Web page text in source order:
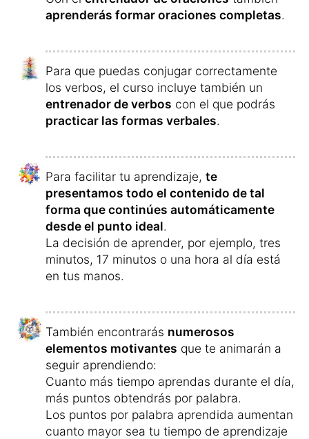
aprenderás formar oraciones completas.
Para que puedas conjugar correctamente
los verbos, el curso incluye también un
entrenador de verbos con el que podrás
practicar las formas verbales.
Para facilitar tu aprendizaje, te
presentamos todo el contenido de tal
forma que continúes automáticamente
desde el punto ideal.
La decisión de aprender, por ejemplo, tres
minutos, 17 minutos o una hora al día está
en tus manos.
También encontrarás numerosos
elementos motivantes que te animarán a
seguir aprendiendo:
Cuanto más tiempo aprendas durante el día,
más puntos obtendrás por palabra.
Los puntos por palabra aprendida aumentan
cuanto mayor sea tu tiempo de aprendizaje